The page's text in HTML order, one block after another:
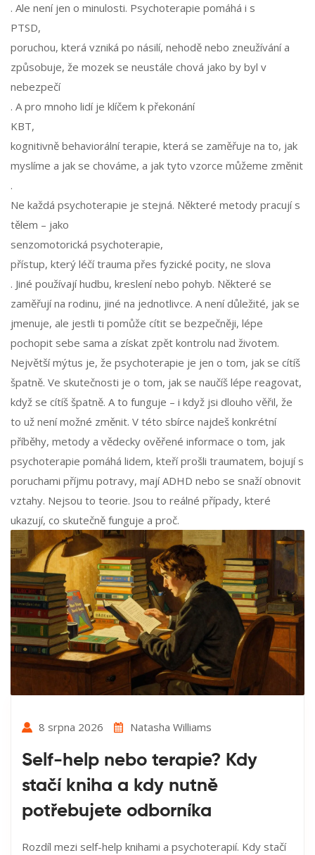
. Ale není jen o minulosti. Psychoterapie pomáhá i s
PTSD,
poruchou, která vzniká po násilí, nehodě nebo zneužívání a
způsobuje, že mozek se neustále chová jako by byl v
nebezpečí
. A pro mnoho lidí je klíčem k překonání
KBT,
kognitivně behaviorální terapie, která se zaměřuje na to, jak
myslíme a jak se chováme, a jak tyto vzorce můžeme změnit
.
Ne každá psychoterapie je stejná. Některé metody pracují s
tělem – jako
senzomotorická psychoterapie,
přístup, který léčí trauma přes fyzické pocity, ne slova
. Jiné používají hudbu, kreslení nebo pohyb. Některé se
zaměřují na rodinu, jiné na jednotlivce. A není důležité, jak se
jmenuje, ale jestli ti pomůže cítit se bezpečněji, lépe
pochopit sebe sama a získat zpět kontrolu nad životem.
Největší mýtus je, že psychoterapie je jen o tom, jak se cítíš
špatně. Ve skutečnosti je o tom, jak se naučíš lépe reagovat,
když se cítíš špatně. A to funguje – i když jsi dlouho věřil, že
to už není možné změnit. V této sbírce najdeš konkrétní
příběhy, metody a vědecky ověřené informace o tom, jak
psychoterapie pomáhá lidem, kteří prošli traumatem, bojují s
poruchami příjmu potravy, mají ADHD nebo se snaží obnovit
vztahy. Nejsou to teorie. Jsou to reálné případy, které
ukazují, co skutečně funguje a proč.
8 srpna 2026 Natasha Williams
Self-help nebo terapie? Kdy
stačí kniha a kdy nutně
potřebujete odborníka
Rozdíl mezi self-help knihami a psychoterapií. Kdy stačí